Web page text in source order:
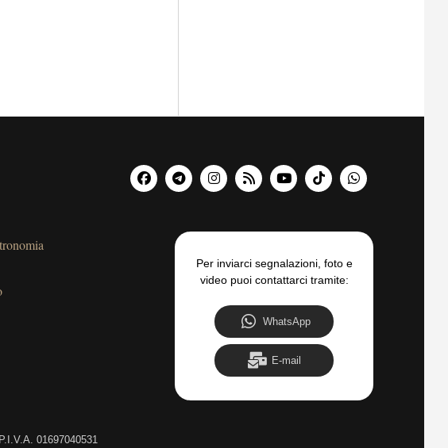
Per inviarci segnalazioni, foto e
video puoi contattarci tramite:
WhatsApp
E-mail
01697040531